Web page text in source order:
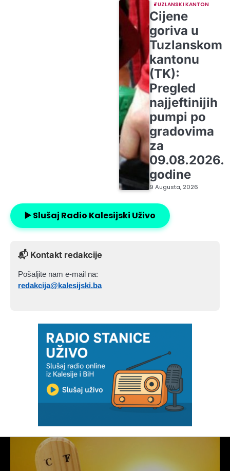
TUZLANSKI KANTON
Cijene
goriva u
Tuzlanskom
kantonu
(TK):
Pregled
najjeftinijih
pumpi po
gradovima
za
09.08.2026.
godine
9 Augusta, 2026
▶️ Slušaj Radio Kalesijski Uživo
📬 Kontakt redakcije
Pošaljite nam e-mail na:
redakcija@kalesijski.ba